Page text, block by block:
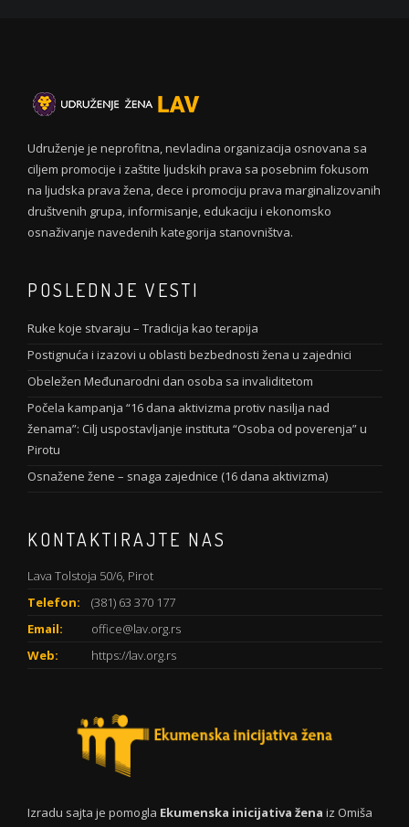
Udruženje je neprofitna, nevladina organizacija osnovana sa
ciljem promocije i zaštite ljudskih prava sa posebnim fokusom
na ljudska prava žena, dece i promociju prava marginalizovanih
društvenih grupa, informisanje, edukaciju i ekonomsko
osnaživanje navedenih kategorija stanovništva.
POSLEDNJE VESTI
Ruke koje stvaraju – Tradicija kao terapija
Postignuća i izazovi u oblasti bezbednosti žena u zajednici
Obeležen Međunarodni dan osoba sa invaliditetom
Počela kampanja “16 dana aktivizma protiv nasilja nad
ženama”: Cilj uspostavljanje instituta “Osoba od poverenja” u
Pirotu
Osnažene žene – snaga zajednice (16 dana aktivizma)
KONTAKTIRAJTE NAS
Lava Tolstoja 50/6, Pirot
Telefon:
(381) 63 370 177
Email:
office@lav.org.rs
Web:
https://lav.org.rs
Izradu sajta je pomogla Ekumenska inicijativa žena iz Omiša